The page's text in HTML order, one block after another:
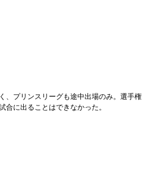
、プリンスリーグも途中出場のみ。選手権
合に出ることはできなかった。